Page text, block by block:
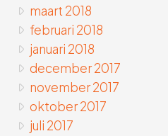
maart 2018
februari 2018
januari 2018
december 2017
november 2017
oktober 2017
juli 2017